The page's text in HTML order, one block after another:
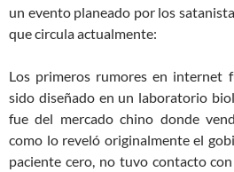
un evento planeado por los
que circula actualmente:
Los primeros rumores en internet
sido diseñado en un laboratorio
fue del mercado chino donde
como lo reveló originalmente el
paciente cero, no tuvo contacto